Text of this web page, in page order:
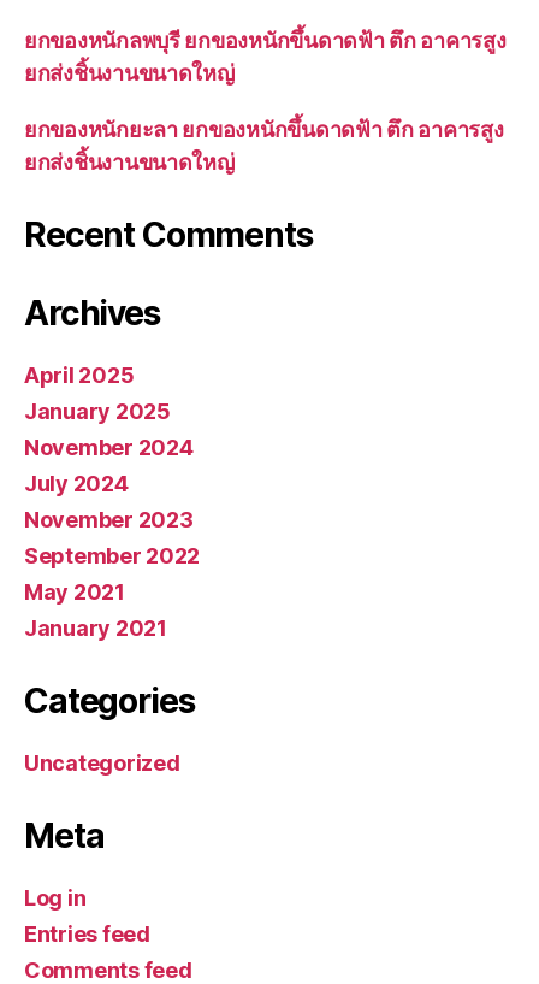
ยกของหนักลพบุรี ยกของหนักขึ้นดาดฟ้า ตึก อาคารสูง
ยกส่งชิ้นงานขนาดใหญ่
ยกของหนักยะลา ยกของหนักขึ้นดาดฟ้า ตึก อาคารสูง
ยกส่งชิ้นงานขนาดใหญ่
Recent Comments
Archives
April 2025
January 2025
November 2024
July 2024
November 2023
September 2022
May 2021
January 2021
Categories
Uncategorized
Meta
Log in
Entries feed
Comments feed